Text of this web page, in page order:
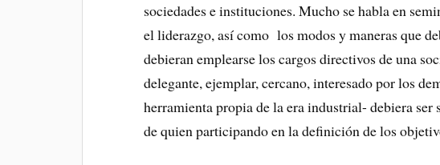
sociedades e instituciones. Mucho se habla en
el liderazgo, así como los modos y maneras que
debieran emplearse los cargos directivos de una
delegante, ejemplar, cercano, interesado por los
herramienta propia de la era industrial- debiera
de quien participando en la definición de los